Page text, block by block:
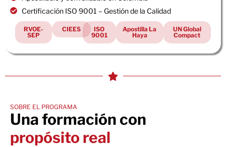
Certificación ISO 9001 – Gestión de la Calidad
RVOE-
SEP
CIEES
ISO
9001
Apostilla La
Haya
UN Global
Compact
SOBRE EL PROGRAMA
Una formación con
propósito real